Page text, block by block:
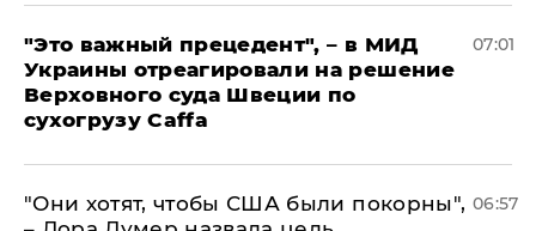
"Это важный прецедент", – в МИД
Украины отреагировали на решение
Верховного суда Швеции по
сухогрузу Caffa
07:01
"Они хотят, чтобы США были покорны", 06:57